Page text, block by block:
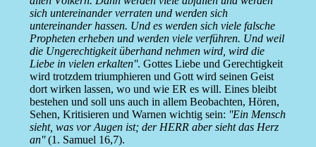
sich untereinander verraten und werden sich
untereinander hassen. Und es werden sich viele falsche
Propheten erheben und werden viele verführen. Und weil
die Ungerechtigkeit überhand nehmen wird, wird die
Liebe in vielen erkalten''. Gottes Liebe und Gerechtigkeit
wird trotzdem triumphieren und Gott wird seinen Geist
dort wirken lassen, wo und wie ER es will. Eines bleibt
bestehen und soll uns auch in allem Beobachten, Hören,
Sehen, Kritisieren und Warnen wichtig sein: ''Ein Mensch
sieht, was vor Augen ist; der HERR aber sieht das Herz
an''(1. Samuel 16,7).